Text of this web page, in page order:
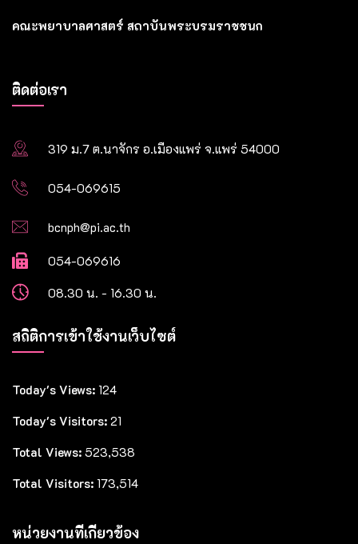
คณะพยาบาลศาสตร์ สถาบันพระบรมราชชนก
ติดต่อเรา
319 ม.7 ต.นาจักร อ.เมืองแพร่ จ.แพร่ 54000
054-069615
bcnph@pi.ac.th
054-069616
08.30 น. - 16.30 น.
สถิติการเข้าใช้งานเว็บไซต์
Today's Views: 124
Today's Visitors: 21
Total Views: 523,538
Total Visitors: 173,514
หน่วยงานที่เกี่ยวข้อง